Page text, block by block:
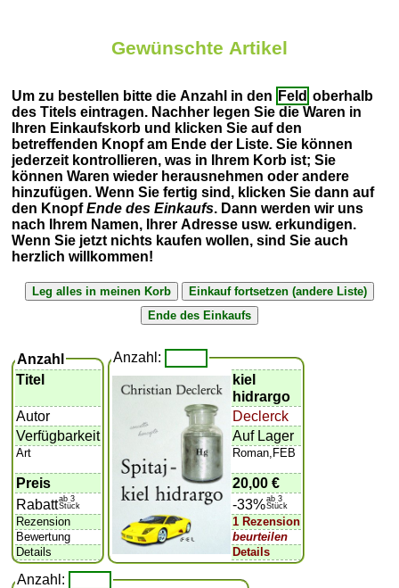
Gewünschte Artikel
Um zu bestellen bitte die Anzahl in den Feld oberhalb
des Titels eintragen. Nachher legen Sie die Waren in
Ihren Einkaufskorb und klicken Sie auf den
betreffenden Knopf am Ende der Liste. Sie können
jederzeit kontrollieren, was in Ihrem Korb ist; Sie
können Waren wieder herausnehmen oder andere
hinzufügen. Wenn Sie fertig sind, klicken Sie dann auf
den KnopfEnde des Einkaufs. Dann werden wir uns
nach Ihrem Namen, Ihrer Adresse usw. erkundigen.
Wenn Sie jetzt nichts kaufen wollen, sind Sie auch
herzlich willkommen!
Anzahl
Titel
Autor
Verfügbarkeit
Art
Preis
Rabattab 3
Stück
Rezension
Bewertung
Details
Anzahl:
kiel
hidrargo
Declerck
Auf Lager
Roman,FEB
20,00 €
-33%ab 3
Stück
1 Rezension
beurteilen
Details
Anzahl: